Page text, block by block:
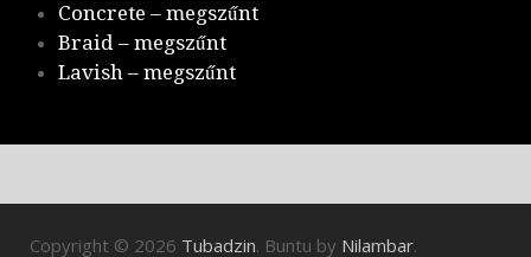
Concrete – megszűnt
Braid – megszűnt
Lavish – megszűnt
Copyright © 2026 Tubadzin. Buntu by Nilambar.